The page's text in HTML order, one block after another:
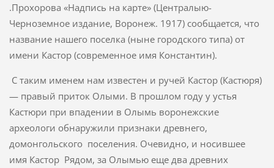
.Прохорова «Надпись на карте» (Централыю-
Черноземное издание, Воронеж. 1917) сообщается, что
название нашего поселка (ныне городского типа) от
имени Кастор (современное имя Констан­тин).
С таким именем нам известен и ручей Кастор (Кастюря)
— правый приток Олыми. В прошлом году у устья
Кастюри при впадении в Олымь воронежские
археологи обнаружили признаки древнего,
домонгольского поселения. Очевидно, и носившее
имя Кастор Рядом, за Олымью еще два древних